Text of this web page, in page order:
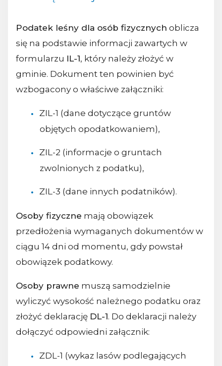
Podatek leśny dla osób fizycznych oblicza
się na podstawie informacji zawartych w
formularzu IL-1, który należy złożyć w
gminie. Dokument ten powinien być
wzbogacony o właściwe załączniki:
ZIL-1 (dane dotyczące gruntów
objętych opodatkowaniem),
ZIL-2 (informacje o gruntach
zwolnionych z podatku),
ZIL-3 (dane innych podatników).
Osoby fizyczne mają obowiązek
przedłożenia wymaganych dokumentów w
ciągu 14 dni od momentu, gdy powstał
obowiązek podatkowy.
Osoby prawne muszą samodzielnie
wyliczyć wysokość należnego podatku oraz
złożyć deklarację DL-1. Do deklaracji należy
dołączyć odpowiedni załącznik:
ZDL-1 (wykaz lasów podlegających